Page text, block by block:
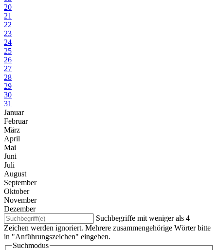
20
21
22
23
24
25
26
27
28
29
30
31
Januar
Februar
März
April
Mai
Juni
Juli
August
September
Oktober
November
Dezember
Suchbegriffe mit weniger als 4
Zeichen werden ignoriert. Mehrere zusammengehörige Wörter bitte
in "Anführungszeichen" eingeben.
Suchmodus